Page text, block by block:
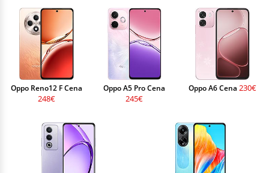
Oppo Reno12 F Cena
248€
Oppo A5 Pro Cena
245€
Oppo A6 Cena 230€